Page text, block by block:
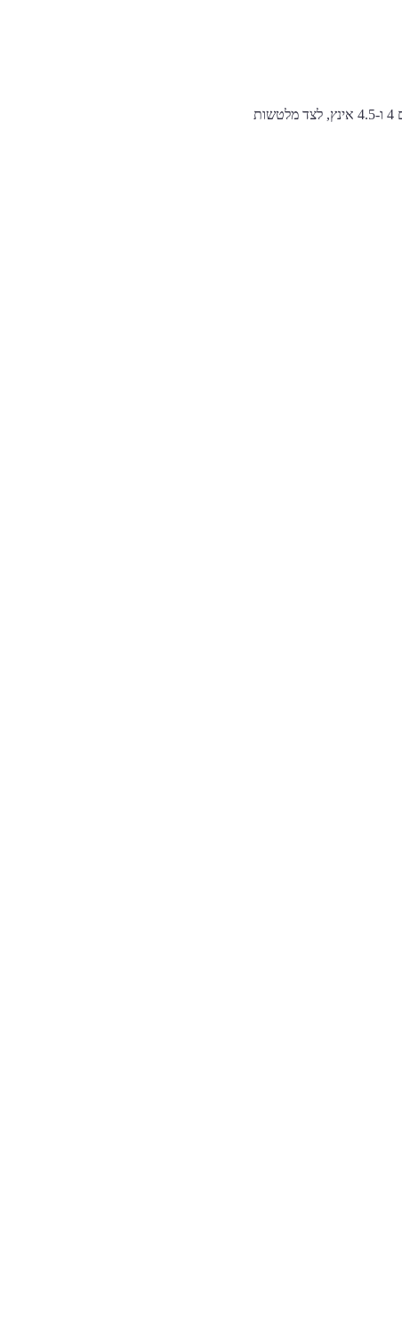
משחזת זווית היא כלי רב-תכליתי לחיתוך מתכת, השחזת ריתוכים וליטוש. בסאלרי תמצאו משחזות נטענות בקטרים 4 ו-4.5 אינץ, לצד מלטשות